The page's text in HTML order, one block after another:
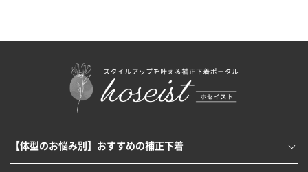
【体型のお悩み別】おすすめの補正下着